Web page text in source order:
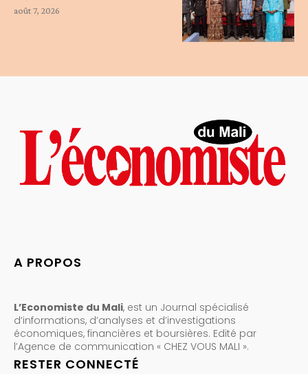
août 7, 2026
A PROPOS
L’Economiste du Mali, est un Journal spécialisé
d’informations, d’analyses et d’investigations
économiques, financières et boursières. Edité par
l’Agence de communication « CHEZ VOUS MALI ».
RESTER CONNECTÉ